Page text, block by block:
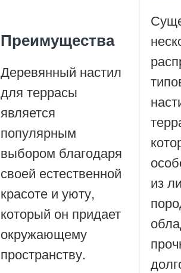
Преимущества
Деревянный настил
для террасы
является
популярным
выбором благодаря
своей естественной
красоте и уюту,
который он придает
окружающему
пространству.
из